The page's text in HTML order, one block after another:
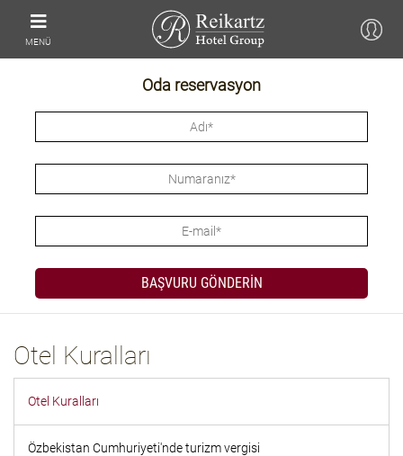
MENÜ
Oda reservasyon
Otel Kuralları
Otel Kuralları
Özbekistan Cumhuriyeti'nde turizm vergisi